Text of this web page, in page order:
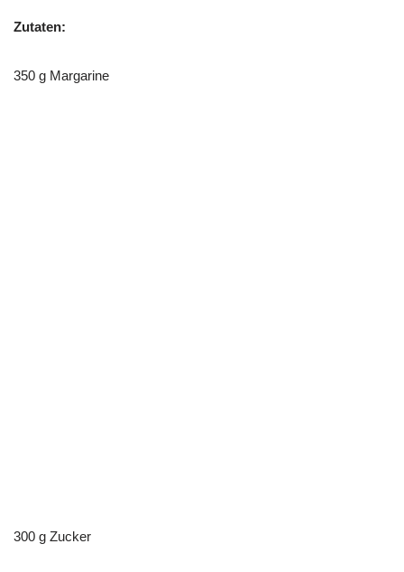
Zutaten:
350 g Margarine
300 g Zucker